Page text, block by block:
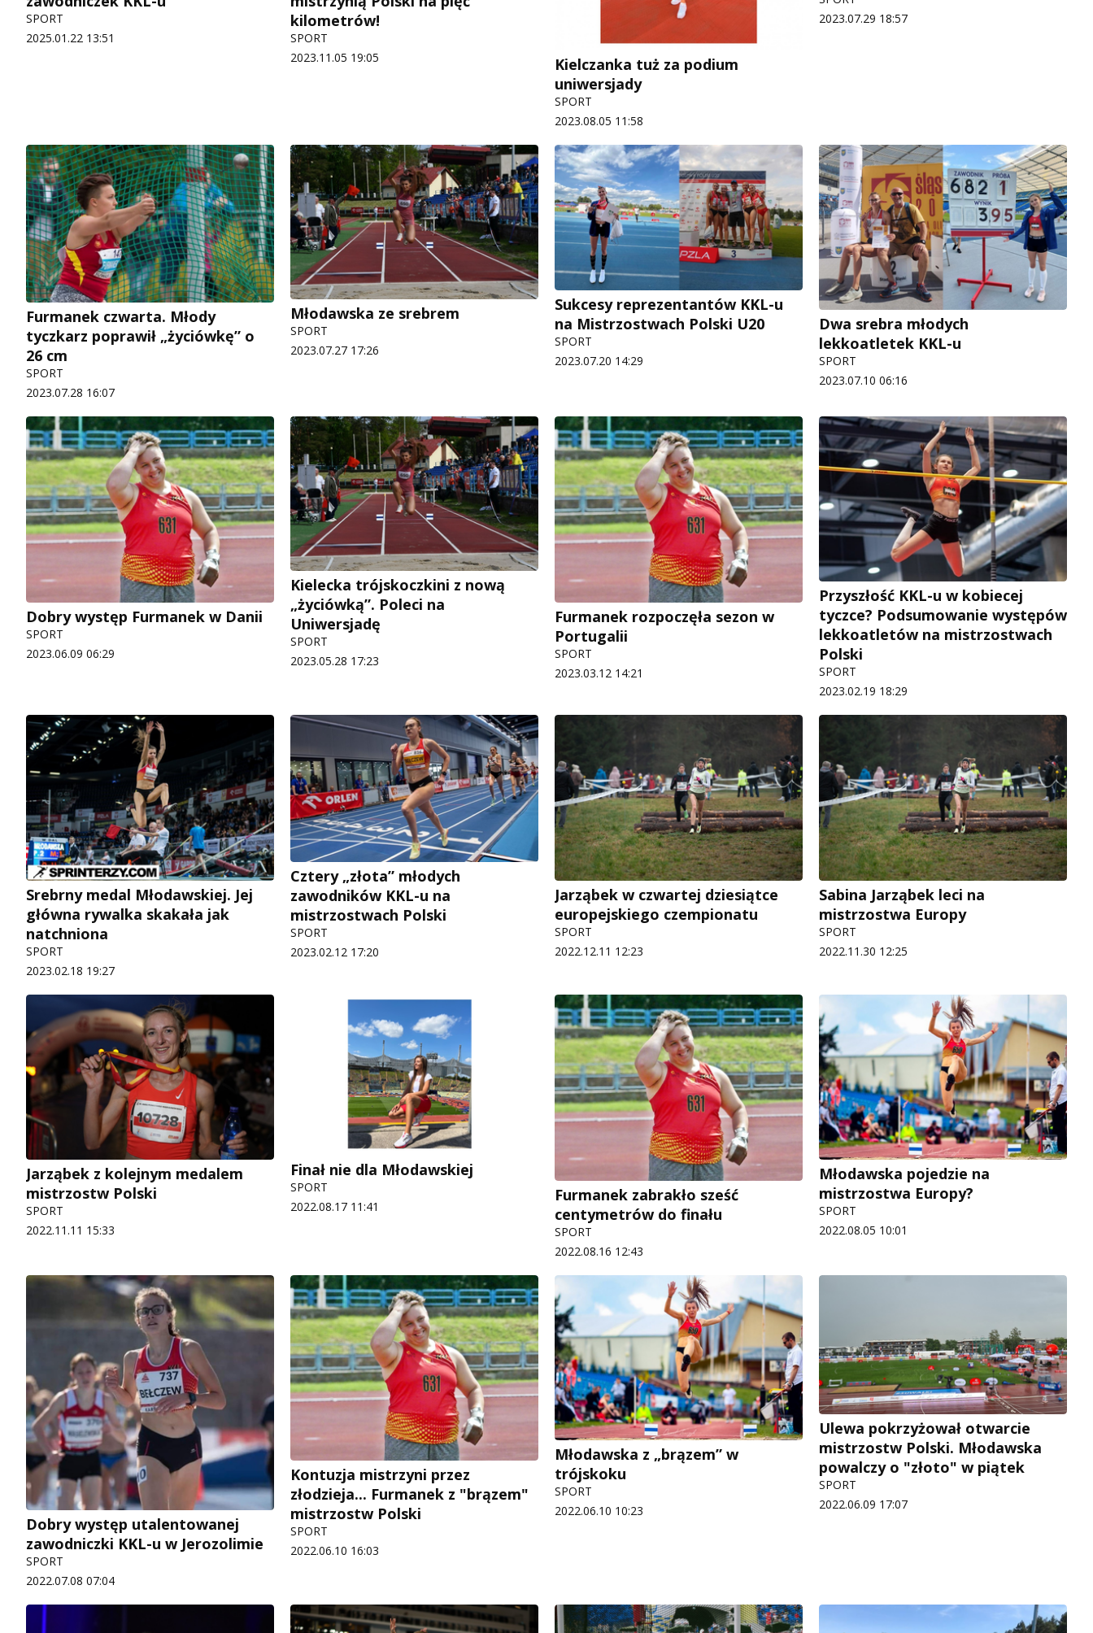
SPORT
2025.01.22 13:51
kilometrów!
SPORT
2023.11.05 19:05
Kielczanka tuż za podium
uniwersjady
SPORT
2023.08.05 11:58
2023.07.29 18:57
Furmanek czwarta. Młody
tyczkarz poprawił „życiówkę” o
26 cm
SPORT
2023.07.28 16:07
Młodawska ze srebrem
SPORT
2023.07.27 17:26
Sukcesy reprezentantów KKL-u
na Mistrzostwach Polski U20
SPORT
2023.07.20 14:29
Dwa srebra młodych
lekkoatletek KKL-u
SPORT
2023.07.10 06:16
Dobry występ Furmanek w Danii
SPORT
2023.06.09 06:29
Kielecka trójskoczkini z nową
„życiówką”. Poleci na
Uniwersjadę
SPORT
2023.05.28 17:23
Furmanek rozpoczęła sezon w
Portugalii
SPORT
2023.03.12 14:21
Przyszłość KKL-u w kobiecej
tyczce? Podsumowanie występów
lekkoatletów na mistrzostwach
Polski
SPORT
2023.02.19 18:29
Srebrny medal Młodawskiej. Jej
główna rywalka skakała jak
natchniona
SPORT
2023.02.18 19:27
Cztery „złota” młodych
zawodników KKL-u na
mistrzostwach Polski
SPORT
2023.02.12 17:20
Jarząbek w czwartej dziesiątce
europejskiego czempionatu
SPORT
2022.12.11 12:23
Sabina Jarząbek leci na
mistrzostwa Europy
SPORT
2022.11.30 12:25
Jarząbek z kolejnym medalem
mistrzostw Polski
SPORT
2022.11.11 15:33
Finał nie dla Młodawskiej
SPORT
2022.08.17 11:41
Furmanek zabrakło sześć
centymetrów do finału
SPORT
2022.08.16 12:43
Młodawska pojedzie na
mistrzostwa Europy?
SPORT
2022.08.05 10:01
Dobry występ utalentowanej
zawodniczki KKL-u w Jerozolimie
SPORT
2022.07.08 07:04
Kontuzja mistrzyni przez
złodzieja... Furmanek z "brązem"
mistrzostw Polski
SPORT
2022.06.10 16:03
Młodawska z „brązem” w
trójskoku
SPORT
2022.06.10 10:23
Ulewa pokrzyżował otwarcie
mistrzostw Polski. Młodawska
powalczy o "złoto" w piątek
SPORT
2022.06.09 17:07